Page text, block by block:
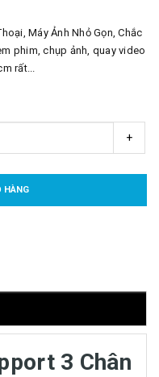
Máy Ảnh Nhỏ Gọn, Chắc
phim, chụp ảnh, quay video
rất...
+
HÀNG
3 Chân